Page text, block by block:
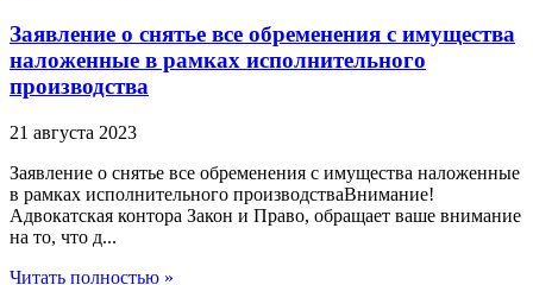
Заявление о снятье все обременения с имущества
наложенные в рамках исполнительного
производства
21 августа 2023
Заявление о снятье все обременения с имущества наложенные
в рамках исполнительного производстваВнимание!
Адвокатская контора Закон и Право, обращает ваше внимание
на то, что д...
Читать полностью »